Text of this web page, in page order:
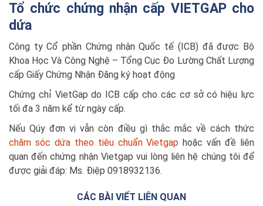
Tổ chức chứng nhận cấp VIETGAP cho
dứa
Công ty Cổ phần Chứng nhận Quốc tế (ICB) đã được Bộ
Khoa Học Và Công Nghệ – Tổng Cục Đo Lường Chất Lượng
cấp Giấy Chứng Nhận Đăng ký hoạt động
Chứng chỉ VietGap do ICB cấp cho các cơ sở có hiệu lực
tối đa 3 năm kể từ ngày cấp.
Nếu Qúy đơn vị vẫn còn điều gì thắc mắc về cách thức
chăm sóc dứa theo tiêu chuẩn Vietgap hoặc vấn đề liên
quan đến chứng nhận Vietgap vui lòng liên hệ chúng tôi để
được giải đáp: Ms. Điệp 0918932136.
CÁC BÀI VIẾT LIÊN QUAN